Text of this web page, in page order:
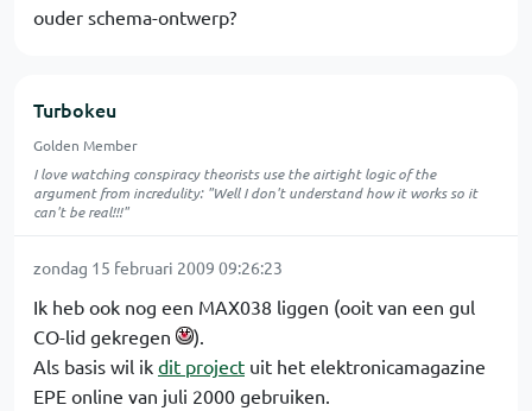
ouder schema-ontwerp?
Turbokeu
Golden Member
I love watching conspiracy theorists use the airtight logic of the
argument from incredulity: "Well I don't understand how it works so it
can't be real!!!"
zondag 15 februari 2009 09:26:23
Ik heb ook nog een MAX038 liggen (ooit van een gul
CO-lid gekregen
).
Als basis wil ik dit project uit het elektronicamagazine
EPE online van juli 2000 gebruiken.